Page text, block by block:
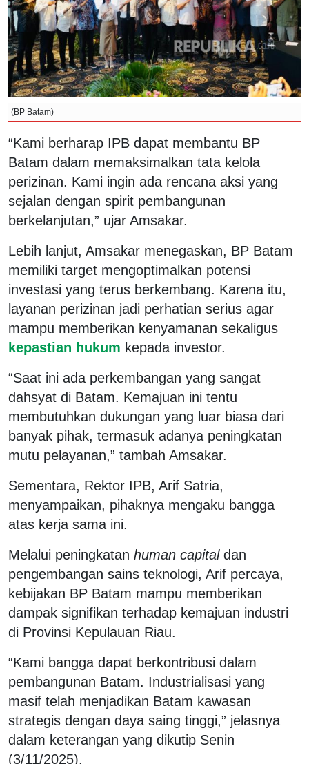
(BP Batam)
“Kami berharap IPB dapat membantu BP
Batam dalam memaksimalkan tata kelola
perizinan. Kami ingin ada rencana aksi yang
sejalan dengan spirit pembangunan
berkelanjutan,” ujar Amsakar.
Lebih lanjut, Amsakar menegaskan, BP Batam
memiliki target mengoptimalkan potensi
investasi yang terus berkembang. Karena itu,
layanan perizinan jadi perhatian serius agar
mampu memberikan kenyamanan sekaligus
kepastian hukum kepada investor.
“Saat ini ada perkembangan yang sangat
dahsyat di Batam. Kemajuan ini tentu
membutuhkan dukungan yang luar biasa dari
banyak pihak, termasuk adanya peningkatan
mutu pelayanan,” tambah Amsakar.
Sementara, Rektor IPB, Arif Satria,
menyampaikan, pihaknya mengaku bangga
atas kerja sama ini.
Melalui peningkatan human capitaldan
pengembangan sains teknologi, Arif percaya,
kebijakan BP Batam mampu memberikan
dampak signifikan terhadap kemajuan industri
di Provinsi Kepulauan Riau.
“Kami bangga dapat berkontribusi dalam
pembangunan Batam. Industrialisasi yang
masif telah menjadikan Batam kawasan
strategis dengan daya saing tinggi,” jelasnya
dalam keterangan yang dikutip Senin
(3/11/2025).